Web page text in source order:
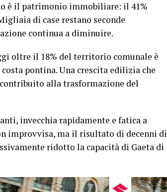
è il patrimonio immobiliare: il 41%
di case restano seconde
continua a diminuire.
oltre il 18% del territorio comunale è
pontina. Una crescita edilizia che
alla trasformazione del
invecchia rapidamente e fatica a
improvvisa, ma il risultato di decenni di
ridotto la capacità di Gaeta di